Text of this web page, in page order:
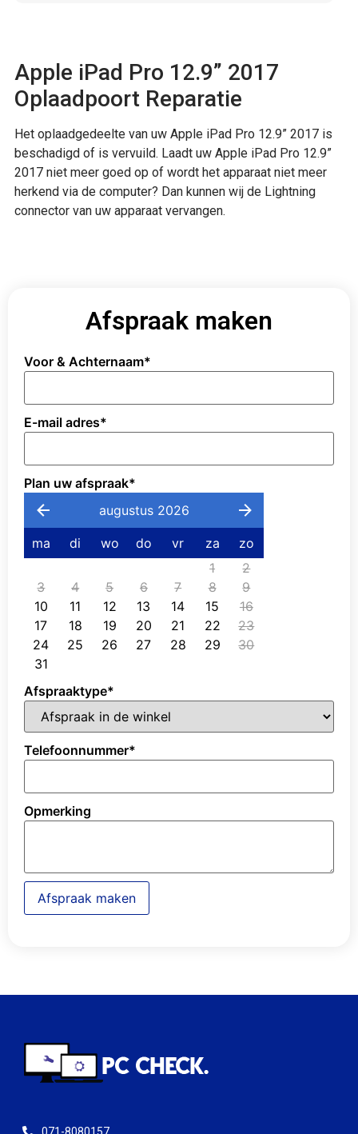
Apple iPad Pro 12.9” 2017
Oplaadpoort Reparatie
Het oplaadgedeelte van uw Apple iPad Pro 12.9” 2017 is
beschadigd of is vervuild. Laadt uw Apple iPad Pro 12.9”
2017 niet meer goed op of wordt het apparaat niet meer
herkend via de computer? Dan kunnen wij de Lightning
connector van uw apparaat vervangen.
Afspraak maken
Voor & Achternaam*
E-mail adres*
Plan uw afspraak*
augustus 2026
ma di wo do vr za
zo
1
2
3
4 5 6 7 8
9
10
11 12 13 14 15
16
17
18 19 20 21 22
23
24
25 26 27 28 29
30
31
Afspraaktype*
Telefoonnummer*
Opmerking
Afspraak maken